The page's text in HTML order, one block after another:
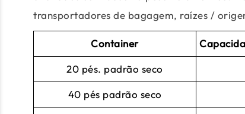
transportadores de bagagem, raízes /
Container
20 pés. padrão seco
40 pés padrão seco